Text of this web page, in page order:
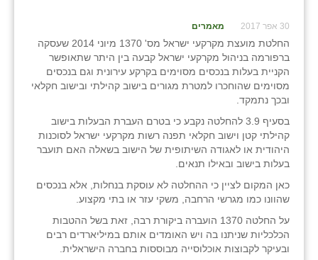
30 אפר 2017 מאמרים
החלטת מועצת מקרקעי ישראל מס' 1370 מיוני 2014 שעסקה
ברפורמה בניהול מקרקעי ישראל קבעה בין היתר שתאופשר
הקניית בעלות בנכסים מסוימים בקרקע עירונית וגם בנכסים
מסוימים שהוחכרו למטרת מגורים בישוב קהילתי ובישוב חקלאי
ובכך נתמקד.
בסעיף 3.9 להחלטה נקבע כי בטרם העברת הבעלות בישוב
קהילתי קטן וישוב חקלאי תפנה רשות מקרקעי ישראל לסוכנות
היהודית או לאגודה השיתופית של הישוב בשאלה האם תועבר
בעלות בישוב ובאילו תנאים.
כאן המקום לציין כי ההחלטה לא עוסקת בנחלות, אלא בנכסים
שהוונו כמו מגרשי הרחבה, משקי עזר או בתי מקצוע.
על החלטה 1370 הועברה ביקורת רבה, זאת בשל ההטבות
הכלכליות שניתנו בה ויש האומדים אותם במיליארדים רבים
ובעיקר לקבוצות אוכלוסייה מבוססות בחברה הישראלית.
שבי ציון
שדה ורבורג
שדה צבי
שדמה
שכניה
תלמי יוסף
בוסתן הגליל